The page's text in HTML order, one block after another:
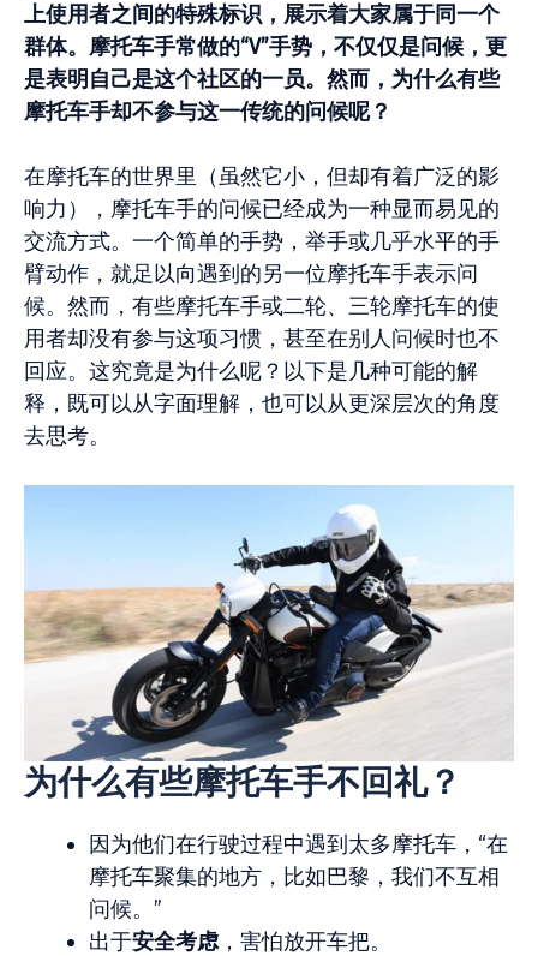
上使用者之间的特殊标识 ，展示着大家属于同一个
群体。摩托车手常做的“V”手势 ，不仅仅是问候，更
是表明自己是这个社区的一员。然而， 为什么有些
摩托车手却不参与这一传统的问候呢？
在摩托车的世界里（虽然它小，但却有着广泛的影
响力），摩托车手的问候已经成为一种显而易见的
交流方式。一个简单的手势，举手或几乎水平的手
臂动作，就足以向遇到的另一位摩托车手表示问
候。然而，有些摩托车手或二轮、三轮摩托车的使
用者却没有参与这项习惯，甚至在别人问候时也不
回应。这究竟是为什么呢？以下是几种可能的解
释，既可以从字面理解，也可以从更深层次的角度
去思考。
为什么有些摩托车手不回礼？
因为他们在行驶过程中遇到太多摩托车，“在
摩托车聚集的地方，比如巴黎，我们不互相
问候。”
出于安全考虑，害怕放开车把。